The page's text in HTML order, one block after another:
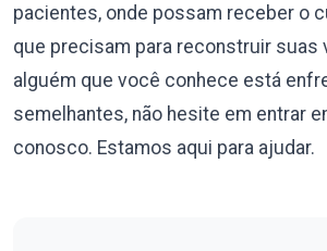
pacientes, onde possam receber o
que precisam para reconstruir suas
alguém que você conhece está
semelhantes, não hesite em entrar
conosco. Estamos aqui para ajudar.